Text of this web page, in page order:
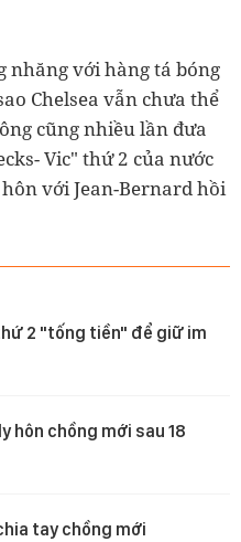
nhăng với hàng tá bóng
Chelsea vẫn chưa thể
cũng nhiều lần đưa
Vic" thứ 2 của nước
với Jean-Bernard hồi
2 "tống tiền" để giữ im
hôn chồng mới sau 18
tay chồng mới